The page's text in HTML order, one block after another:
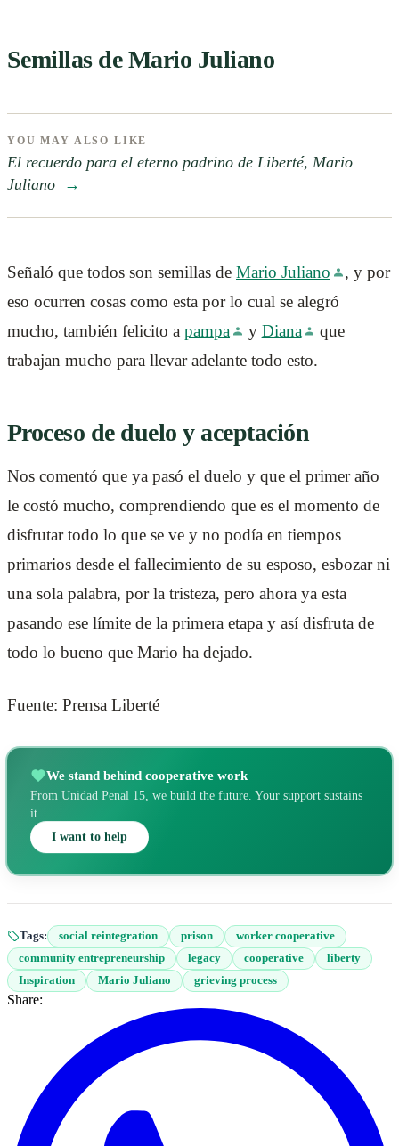
Semillas de Mario Juliano
YOU MAY ALSO LIKE
El recuerdo para el eterno padrino de Liberté, Mario
Juliano
→
Señaló que todos son semillas de Mario Juliano
, y por
eso ocurren cosas como esta por lo cual se alegró
mucho, también felicito a pampa y Diana
que
trabajan mucho para llevar adelante todo esto.
Proceso de duelo y aceptación
Nos comentó que ya pasó el duelo y que el primer año
le costó mucho, comprendiendo que es el momento de
disfrutar todo lo que se ve y no podía en tiempos
primarios desde el fallecimiento de su esposo, esbozar ni
una sola palabra, por la tristeza, pero ahora ya esta
pasando ese límite de la primera etapa y así disfruta de
todo lo bueno que Mario ha dejado.
Fuente: Prensa Liberté
We stand behind cooperative work
From Unidad Penal 15, we build the future. Your support sustains
it.
I want to help
Tags: social reintegration prison
worker cooperative
community entrepreneurship
legacy cooperative
liberty
Inspiration
Mario Juliano grieving process
Share: